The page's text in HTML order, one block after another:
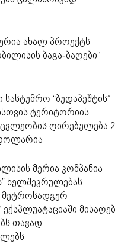
ახალ პროექტს
ბაგა-ბაღები”
სასტუმრო “ბუდაპეშტის”
ტერიტორიის
ღირებულება 2
დოლარია
მერია კომპანია
ხელშეკრულებას
მეტროსადგურ
ექსპლუატაციაში მისაღებ
თავად